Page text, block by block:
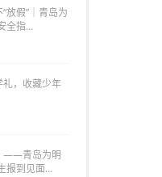
放假”｜青岛为
全指…
礼，收藏少年
——青岛为明
报到见面…